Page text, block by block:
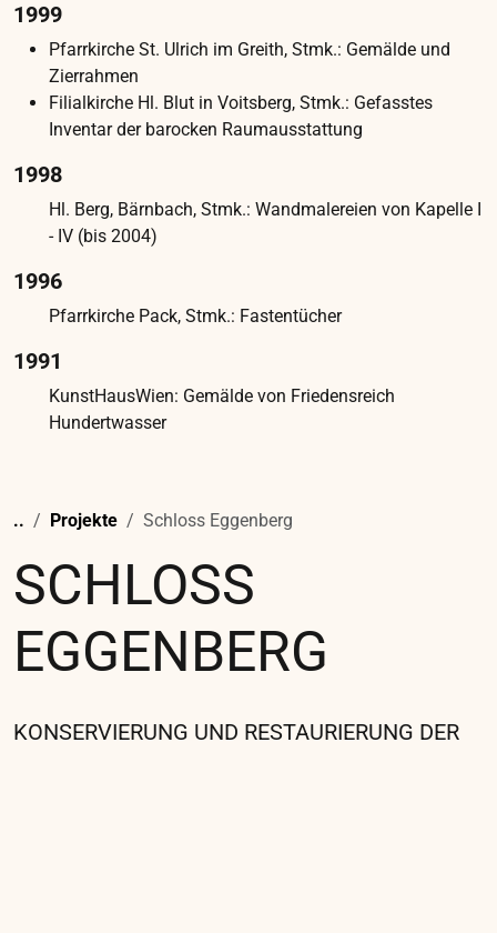
ästhetische Gesamteindruck wird durch
teilweise stark vergilbte und farblich
unpassende Übermalungen erheblich
beeinträchtigt. In den besonders
Malschicht schüsselförmig auf, zudem gibt es
zahlreiche Fehlstellen. Besonders betroffen
sind die unteren zwei Drittel der Laibungen
sowie die Lambris- und Parapetflächen. Diese
Bereiche sind großflächig übermalt und stark
verschmutzt. In den Parapetflächen finden sich
zudem zahlreiche Rinnspuren, Spritzer und
Flecken. Die Sockelzonen sind mit einer
auf.
Zu unseren Aufgaben zählten neben einer
eingehenden Bestandsaufnahme und
maltechnischen Untersuchungen insbesondere
die Festigung der Malschicht und das
Malschichtschollen, die Abnahme sekundärer